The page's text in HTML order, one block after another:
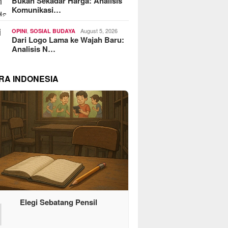
Komunikasi…
OPINI ,SOSIAL BUDAYA August 5, 2026
Dari Logo Lama ke Wajah Baru:
Analisis N…
INDONESIA
Elegi Sebatang Pensil